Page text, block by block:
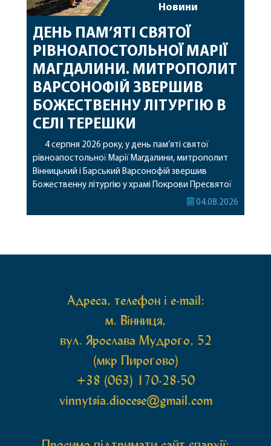
Новини
ДЕНЬ ПАМ’ЯТІ СВЯТОЇ
РІВНОАПОСТОЛЬНОЇ МАРІЇ
МАГДАЛИНИ. МИТРОПОЛИТ
ВАРСОНОФІЙ ЗВЕРШИВ
БОЖЕСТВЕННУ ЛІТУРГІЮ В
СЕЛІ ТЕРЕШКИ
4 серпня 2026 року, у день пам’яті святої
рівноапостольної Марії Магдалини, митрополит
Вінницький і Барський Варсонофій звершив
Божественну літургію у храмі Покрови Пресвятої
Богородиці села Терешки Барського благочиння.
04.08.2026
Адреса, телефон і e-mail:
м. Вінниця,
вул. Ярослава Мудрого, 52
(мкр Пирогово)
+38 (063) 170-28-50
vinnytsia.diocese@gmail.com